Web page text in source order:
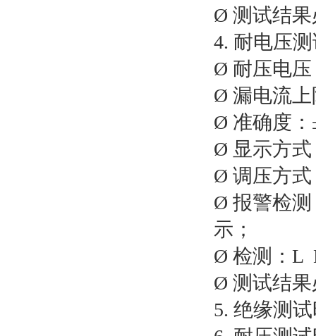
Ø 测试结
4. 耐电压
Ø 耐压电压
Ø 漏电流上
Ø 准确度：
Ø 显示方
Ø 调压方
Ø 报警检
示；
Ø 检测：L
Ø 测试结
5. 绝缘测试